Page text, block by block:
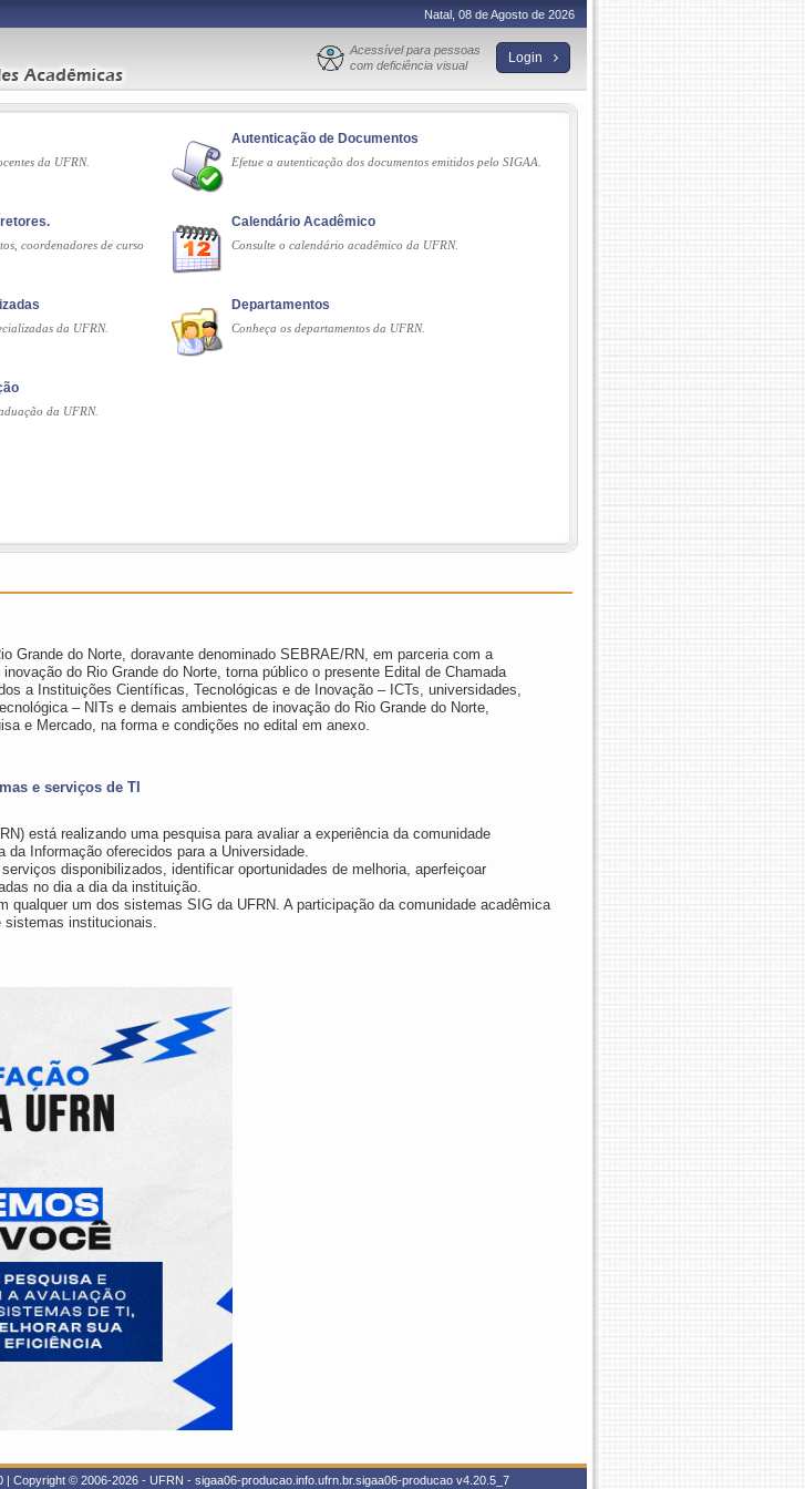
Natal, 08 de Agosto de 2026
Acessível para pessoas
com deficiência visual
Login
da UFRN.
Autenticação de Documentos
Efetue a autenticação dos documentos emitidos pelo SIGAA.
coordenadores de curso
Calendário Acadêmico
Consulte o calendário acadêmico da UFRN.
da UFRN.
Departamentos
Conheça os departamentos da UFRN.
da UFRN.
Grande do Norte, doravante denominado SEBRAE/RN, em parceria com a
do Rio Grande do Norte, torna público o presente Edital de Chamada
a Instituições Científicas, Tecnológicas e de Inovação – ICTs, universidades,
– NITs e demais ambientes de inovação do Rio Grande do Norte,
e Mercado, na forma e condições no edital em anexo.
e serviços de TI
está realizando uma pesquisa para avaliar a experiência da comunidade
Informação oferecidos para a Universidade.
disponibilizados, identificar oportunidades de melhoria, aperfeiçoar
no dia a dia da instituição.
um dos sistemas SIG da UFRN. A participação da comunidade acadêmica
sistemas institucionais.
Copyright © 2006-2026 - UFRN - sigaa06-producao.info.ufrn.br.sigaa06-producao v4.20.5_7